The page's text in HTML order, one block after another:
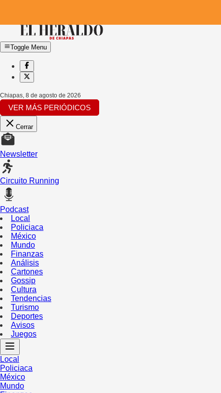
Toggle Menu
Chiapas, 8 de agosto de 2026
VER MÁS PERIÓDICOS
Cerrar
Newsletter
Circuito Running
Podcast
Local
Policiaca
México
Mundo
Finanzas
Análisis
Cartones
Gossip
Cultura
Tendencias
Turismo
Deportes
Avisos
Juegos
Local
Policiaca
México
Mundo